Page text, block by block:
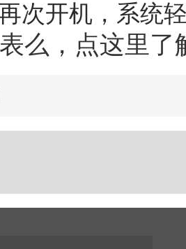
次开机，系统
么，点这里了